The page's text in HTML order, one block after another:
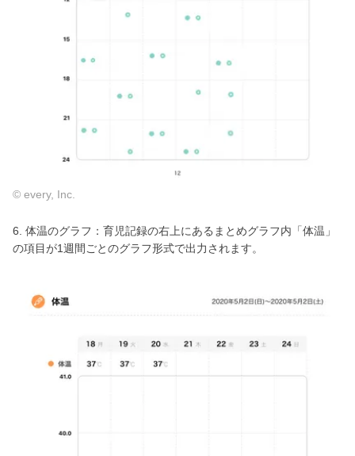
© every, Inc.
6. 体温のグラフ：育児記録の右上にあるまとめグラフ内「体温」
の項目が1週間ごとのグラフ形式で出力されます。